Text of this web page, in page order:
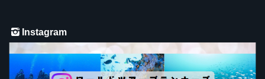
Instagram